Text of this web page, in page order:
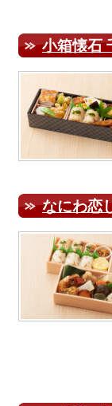
小箱懐石
なにわ恋